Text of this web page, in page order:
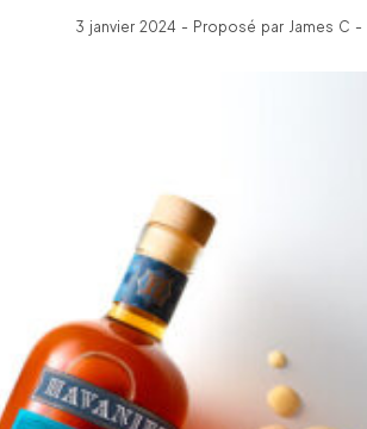
3 janvier 2024 - Proposé par James C